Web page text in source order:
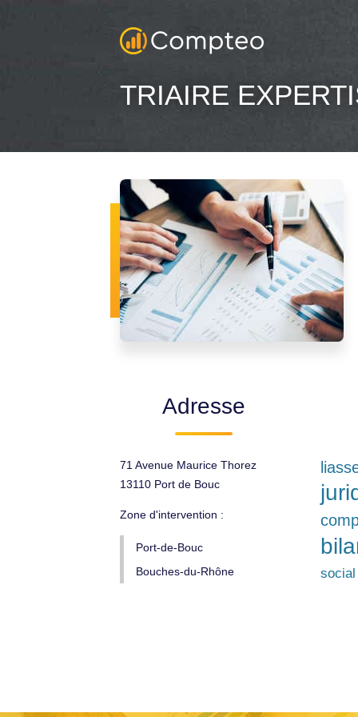
TRIAIRE
Adresse
71 Avenue Maurice Thorez
13110 Port de Bouc
Zone d'intervention :
Port-de-Bouc
Bouches-du-Rhône
social